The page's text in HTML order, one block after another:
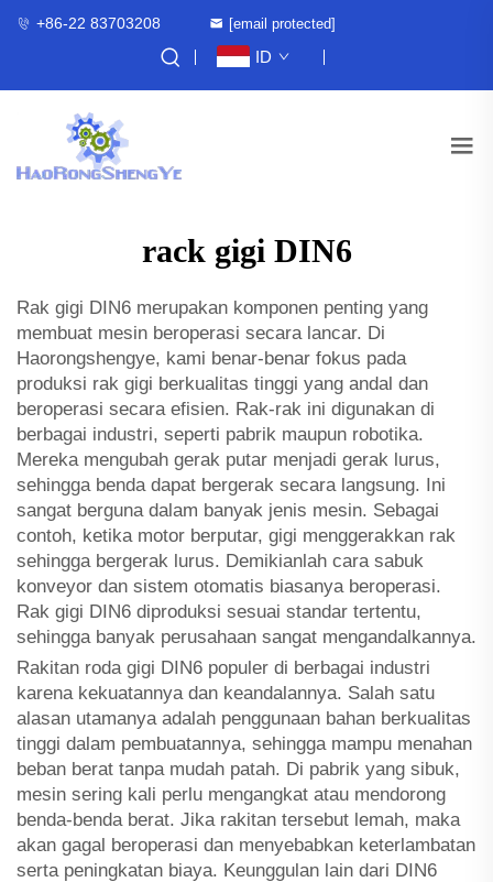
+86-22 83703208 [email protected]
ID
rack gigi DIN6
Rak gigi DIN6 merupakan komponen penting yang
membuat mesin beroperasi secara lancar. Di
Haorongshengye, kami benar-benar fokus pada
produksi rak gigi berkualitas tinggi yang andal dan
beroperasi secara efisien. Rak-rak ini digunakan di
berbagai industri, seperti pabrik maupun robotika.
Mereka mengubah gerak putar menjadi gerak lurus,
sehingga benda dapat bergerak secara langsung. Ini
sangat berguna dalam banyak jenis mesin. Sebagai
contoh, ketika motor berputar, gigi menggerakkan rak
sehingga bergerak lurus. Demikianlah cara sabuk
konveyor dan sistem otomatis biasanya beroperasi.
Rak gigi DIN6 diproduksi sesuai standar tertentu,
sehingga banyak perusahaan sangat mengandalkannya.
Rakitan roda gigi DIN6 populer di berbagai industri
karena kekuatannya dan keandalannya. Salah satu
alasan utamanya adalah penggunaan bahan berkualitas
tinggi dalam pembuatannya, sehingga mampu menahan
beban berat tanpa mudah patah. Di pabrik yang sibuk,
mesin sering kali perlu mengangkat atau mendorong
benda-benda berat. Jika rakitan tersebut lemah, maka
akan gagal beroperasi dan menyebabkan keterlambatan
serta peningkatan biaya. Keunggulan lain dari DIN6